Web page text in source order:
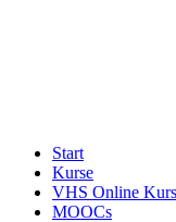
Start
Kurse
VHS Online
MOOCs